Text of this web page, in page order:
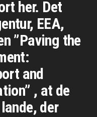
her. Det
EEA,
”Paving the
and
, at de
der